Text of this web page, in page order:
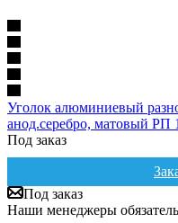
Уголок алюминиевый
анод.серебро, матовый РП
Под заказ
Под заказ
Наши менеджеры